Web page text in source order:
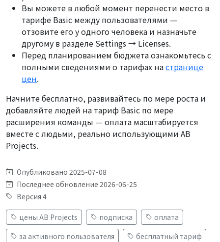
Вы можете в любой момент перенести место в
тарифе Basic между пользователями —
отзовите его у одного человека и назначьте
другому в разделе Settings → Licenses.
Перед планированием бюджета ознакомьтесь с
полными сведениями о тарифах настранице
цен.
Начните бесплатно, развивайтесь по мере роста и
добавляйте людей на тариф Basic по мере
расширения команды — оплата масштабируется
вместе с людьми, реально использующими AB
Projects.
Опубликовано 2025-07-08
Последнее обновление 2026-06-25
Версия 4
цены AB Projects подписка
оплата
за активного пользователя
бесплатный тариф